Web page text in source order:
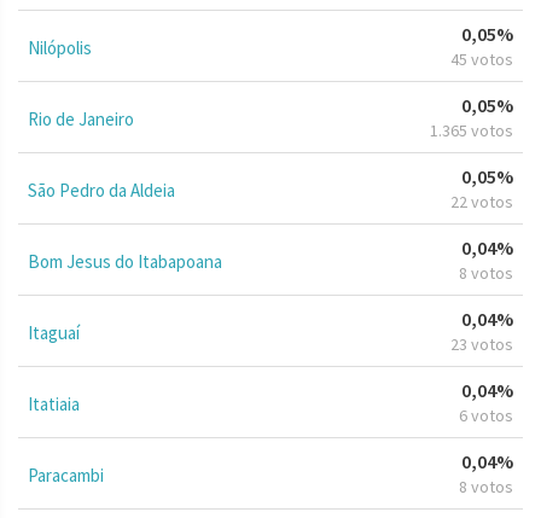
Nilópolis
0,05%
45 votos
Rio de Janeiro
0,05%
1.365 votos
São Pedro da Aldeia
0,05%
22 votos
Bom Jesus do Itabapoana
0,04%
8 votos
Itaguaí
0,04%
23 votos
Itatiaia
0,04%
6 votos
Paracambi
0,04%
8 votos